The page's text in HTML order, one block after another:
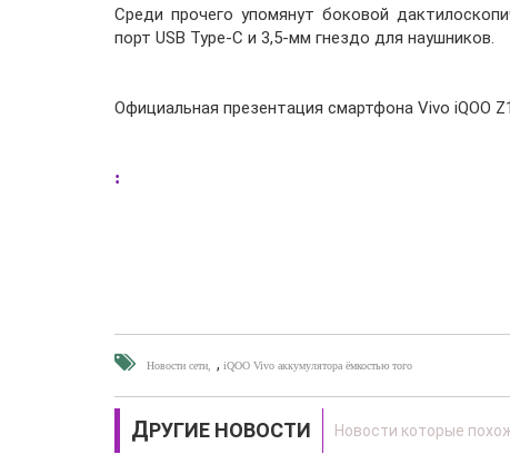
Среди прочего упомянут боковой
порт USB Type-C и 3,5-мм гнездо для наушников.
Официальная презентация смартфона Vivo iQOO
:
Новости сети ,iQOO Vivo аккумулятора ёмкостью того
ДРУГИЕ НОВОСТИ